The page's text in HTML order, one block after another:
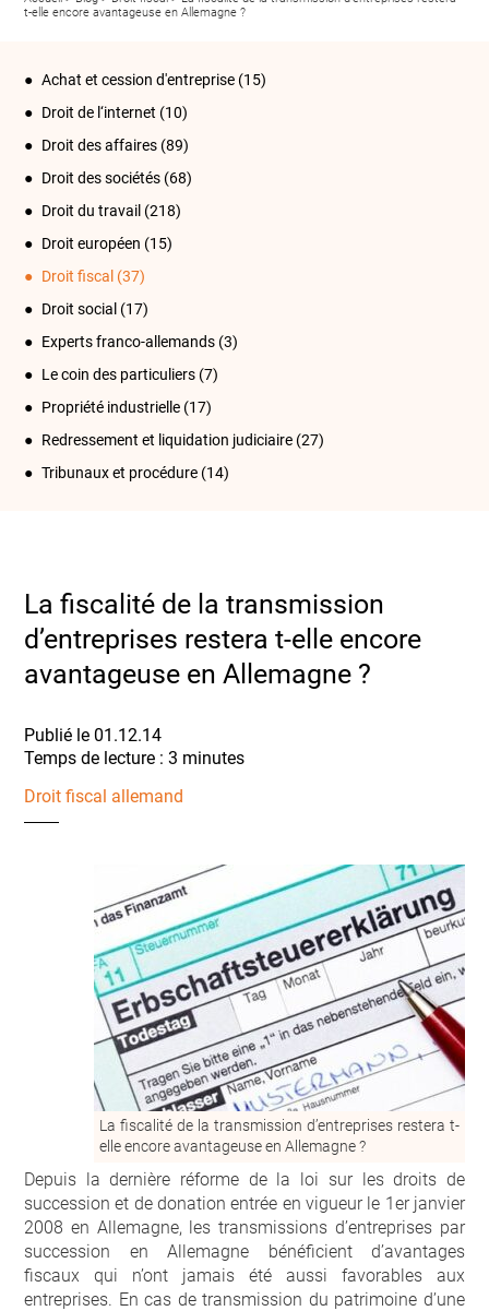
t-elle encore avantageuse en Allemagne ?
Achat et cession d'entreprise (15)
Droit de l‘internet (10)
Droit des affaires (89)
Droit des sociétés (68)
Droit du travail (218)
Droit européen (15)
Droit fiscal (37)
Droit social (17)
Experts franco-allemands (3)
Le coin des particuliers (7)
Propriété industrielle (17)
Redressement et liquidation judiciaire (27)
Tribunaux et procédure (14)
La fiscalité de la transmission
d’entreprises restera t-elle encore
avantageuse en Allemagne ?
Publié le 01.12.14
Droit fiscal allemand
La fiscalité de la transmission d’entreprises restera t-
elle encore avantageuse en Allemagne ?
Depuis la dernière réforme de la loi sur les droits de
succession et de donation entrée en vigueur le 1erjanvier
2008 en Allemagne, les transmissions d’entreprises par
succession en Allemagne bénéficient d’avantages
fiscaux qui n’ont jamais été aussi favorables aux
entreprises. En cas de transmission du patrimoine d’une